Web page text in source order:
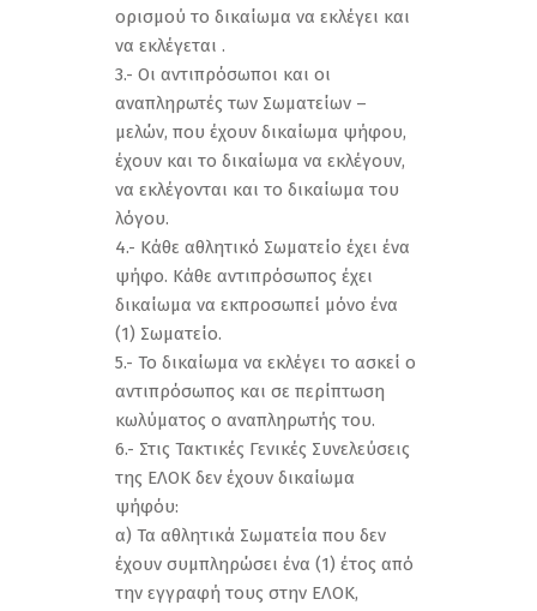
ορισμού το δικαίωμα να εκλέγει και
να εκλέγεται .
3.- Οι αντιπρόσωποι και οι
αναπληρωτές των Σωματείων –
μελών, που έχουν δικαίωμα ψήφου,
έχουν και το δικαίωμα να εκλέγουν,
να εκλέγονται και το δικαίωμα του
λόγου.
4.- Κάθε αθλητικό Σωματείο έχει ένα
ψήφο. Κάθε αντιπρόσωπος έχει
δικαίωμα να εκπροσωπεί μόνο ένα
(1) Σωματείο.
5.- Το δικαίωμα να εκλέγει το ασκεί ο
αντιπρόσωπος και σε περίπτωση
κωλύματος ο αναπληρωτής του.
6.- Στις Τακτικές Γενικές Συνελεύσεις
της ΕΛΟΚ δεν έχουν δικαίωμα
ψήφόυ:
α) Τα αθλητικά Σωματεία που δεν
έχουν συμπληρώσει ένα (1) έτος από
την εγγραφή τους στην ΕΛΟΚ,